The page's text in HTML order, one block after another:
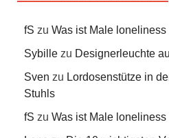
fS zu Was ist Male
Sybille zu Designerleuchte
Sven zu Lordosenstütze in
Stuhls
fS zu Was ist Male